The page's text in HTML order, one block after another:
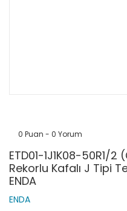
0 Puan - 0 Yorum
ETD01-1J1K08-50R1/
Rekorlu Kafalı J Tipi
ENDA
ENDA